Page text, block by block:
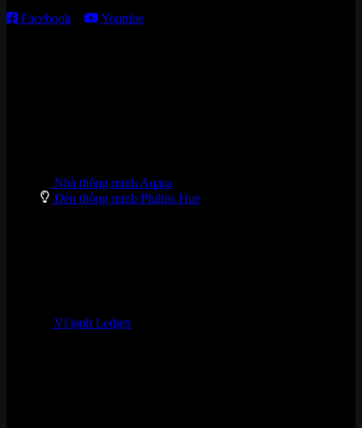
Facebook
Youtube
Nhà thông minh Aqara
Đèn thông minh Philips Hue
Ví lạnh Ledger